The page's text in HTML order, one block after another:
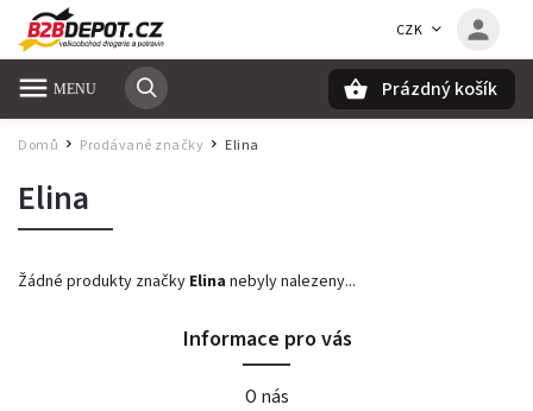
CZK
Prázdný košík
Domů / Prodávané značky / Elina
Elina
Žádné produkty značky Elina nebyly nalezeny...
Informace pro vás
O nás